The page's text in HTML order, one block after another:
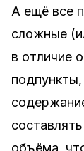
А ещё все
сложные
в отличие